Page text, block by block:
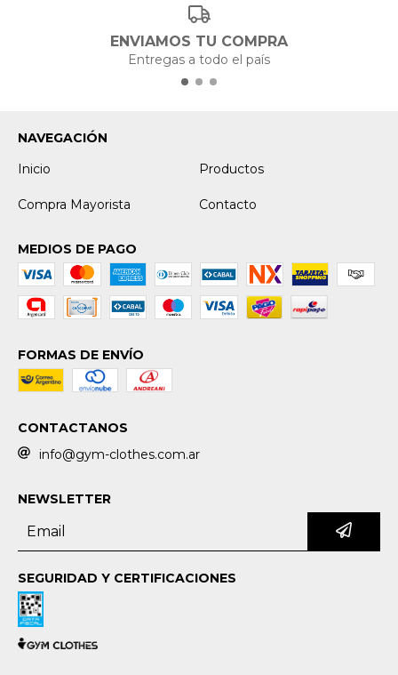
ENVIAMOS TU COMPRA
Entregas a todo el país
NAVEGACIÓN
Inicio
Productos
Compra Mayorista Contacto
MEDIOS DE PAGO
FORMAS DE ENVÍO
CONTACTANOS
info@gym-clothes.com.ar
NEWSLETTER
SEGURIDAD Y CERTIFICACIONES